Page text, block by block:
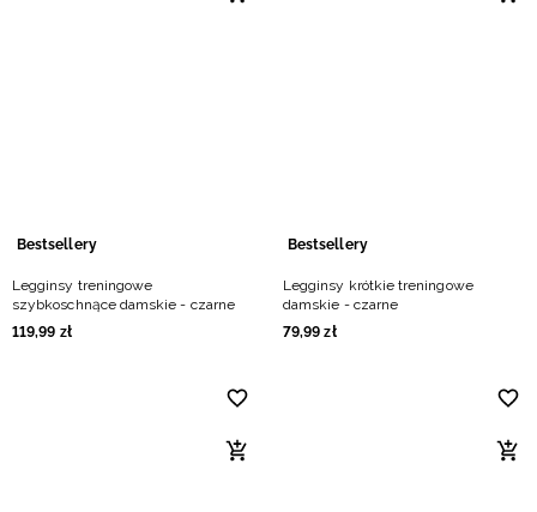
Bestsellery
Legginsy treningowe
szybkoschnące damskie - czarne
119,99 zł
Bestsellery
Legginsy krótkie treningowe
damskie - czarne
79,99 zł